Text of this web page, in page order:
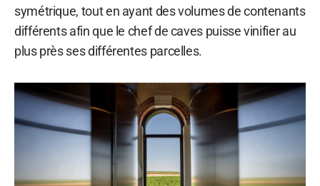
symétrique, tout en ayant des volumes de contenants
différents afin que le chef de caves puisse vinifier au
plus près ses différentes parcelles.